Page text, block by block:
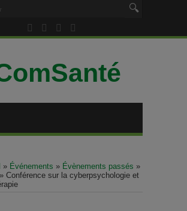
» Événements » Évènements passés »
» Conférence sur la cyberpsychologie et